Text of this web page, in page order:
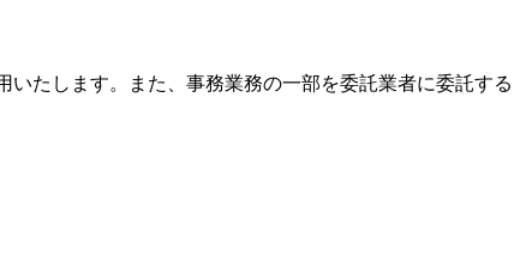
たします。また、事務業務の一部を委託業者に委託する